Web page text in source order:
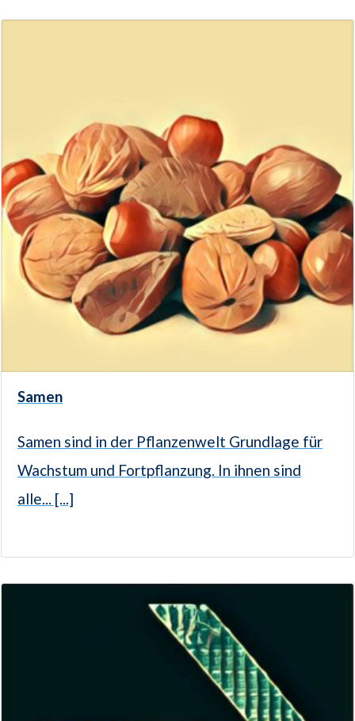
Samen
Samen sind in der Pflanzenwelt Grundlage für
Wachstum und Fortpflanzung. In ihnen sind
alle... [...]